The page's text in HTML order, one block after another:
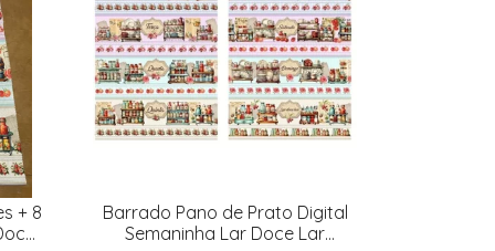
+ 8
Barrado Pano de Prato Digital
Semaninha Lar Doce Lar